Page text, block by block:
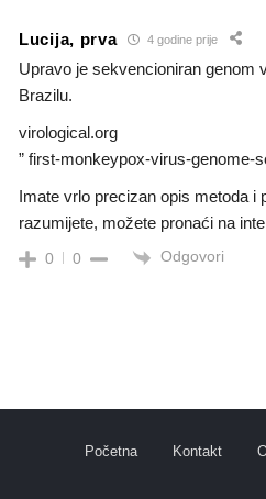
Lucija, prva 4 godine prije
Upravo je sekvencioniran genom
Brazilu.
virological.org
” first-monkeypox-virus-genome-
Imate vrlo precizan opis metoda i
razumijete, možete pronaći na
0 0 Odgovori
Početna Kontakt